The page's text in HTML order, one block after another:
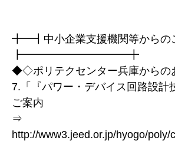
╋━┫中小企業支援機関等からの
┣━━━━━━━━━━╋
◆◇ポリテクセンター兵庫から
7.「『パワー・デバイス回路設計
ご案内
⇒
http://www3.jeed.or.jp/hyogo/